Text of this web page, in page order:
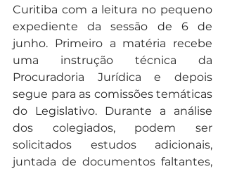
Curitiba com a leitura no pequeno
expediente da sessão de 6 de
junho. Primeiro a matéria recebe
uma instrução técnica da
Procuradoria Jurídica e depois
segue para as comissões temáticas
do Legislativo. Durante a análise
dos colegiados, podem ser
solicitados estudos adicionais,
juntada de documentos faltantes,